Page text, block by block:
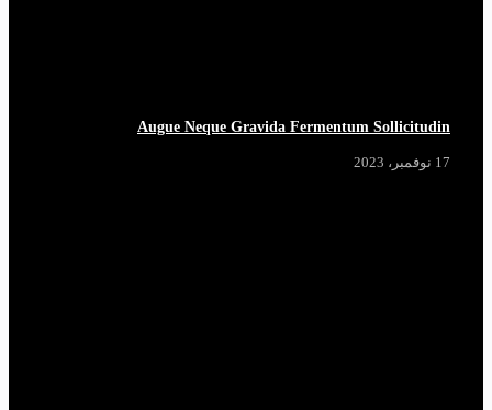
Augue Neque Gravida Fermentum Sollicitudin
17 نوفمبر، 2023